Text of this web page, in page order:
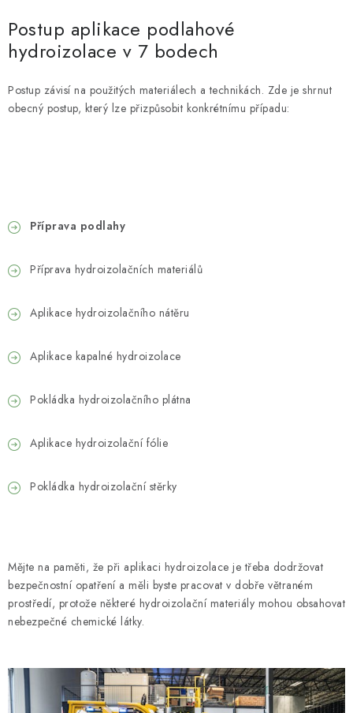
Postup aplikace podlahové
hydroizolace v 7 bodech
Postup závisí na použitých materiálech a technikách. Zde je shrnut
obecný postup, který lze přizpůsobit konkrétnímu případu:
Příprava podlahy
Příprava hydroizolačních materiálů
Aplikace hydroizolačního nátěru
Aplikace kapalné hydroizolace
Pokládka hydroizolačního plátna
Aplikace hydroizolační fólie
Pokládka hydroizolační stěrky
Mějte na paměti, že při aplikaci hydroizolace je třeba dodržovat
bezpečnostní opatření a měli byste pracovat v dobře větraném
prostředí, protože některé hydroizolační materiály mohou obsahovat
nebezpečné chemické látky.